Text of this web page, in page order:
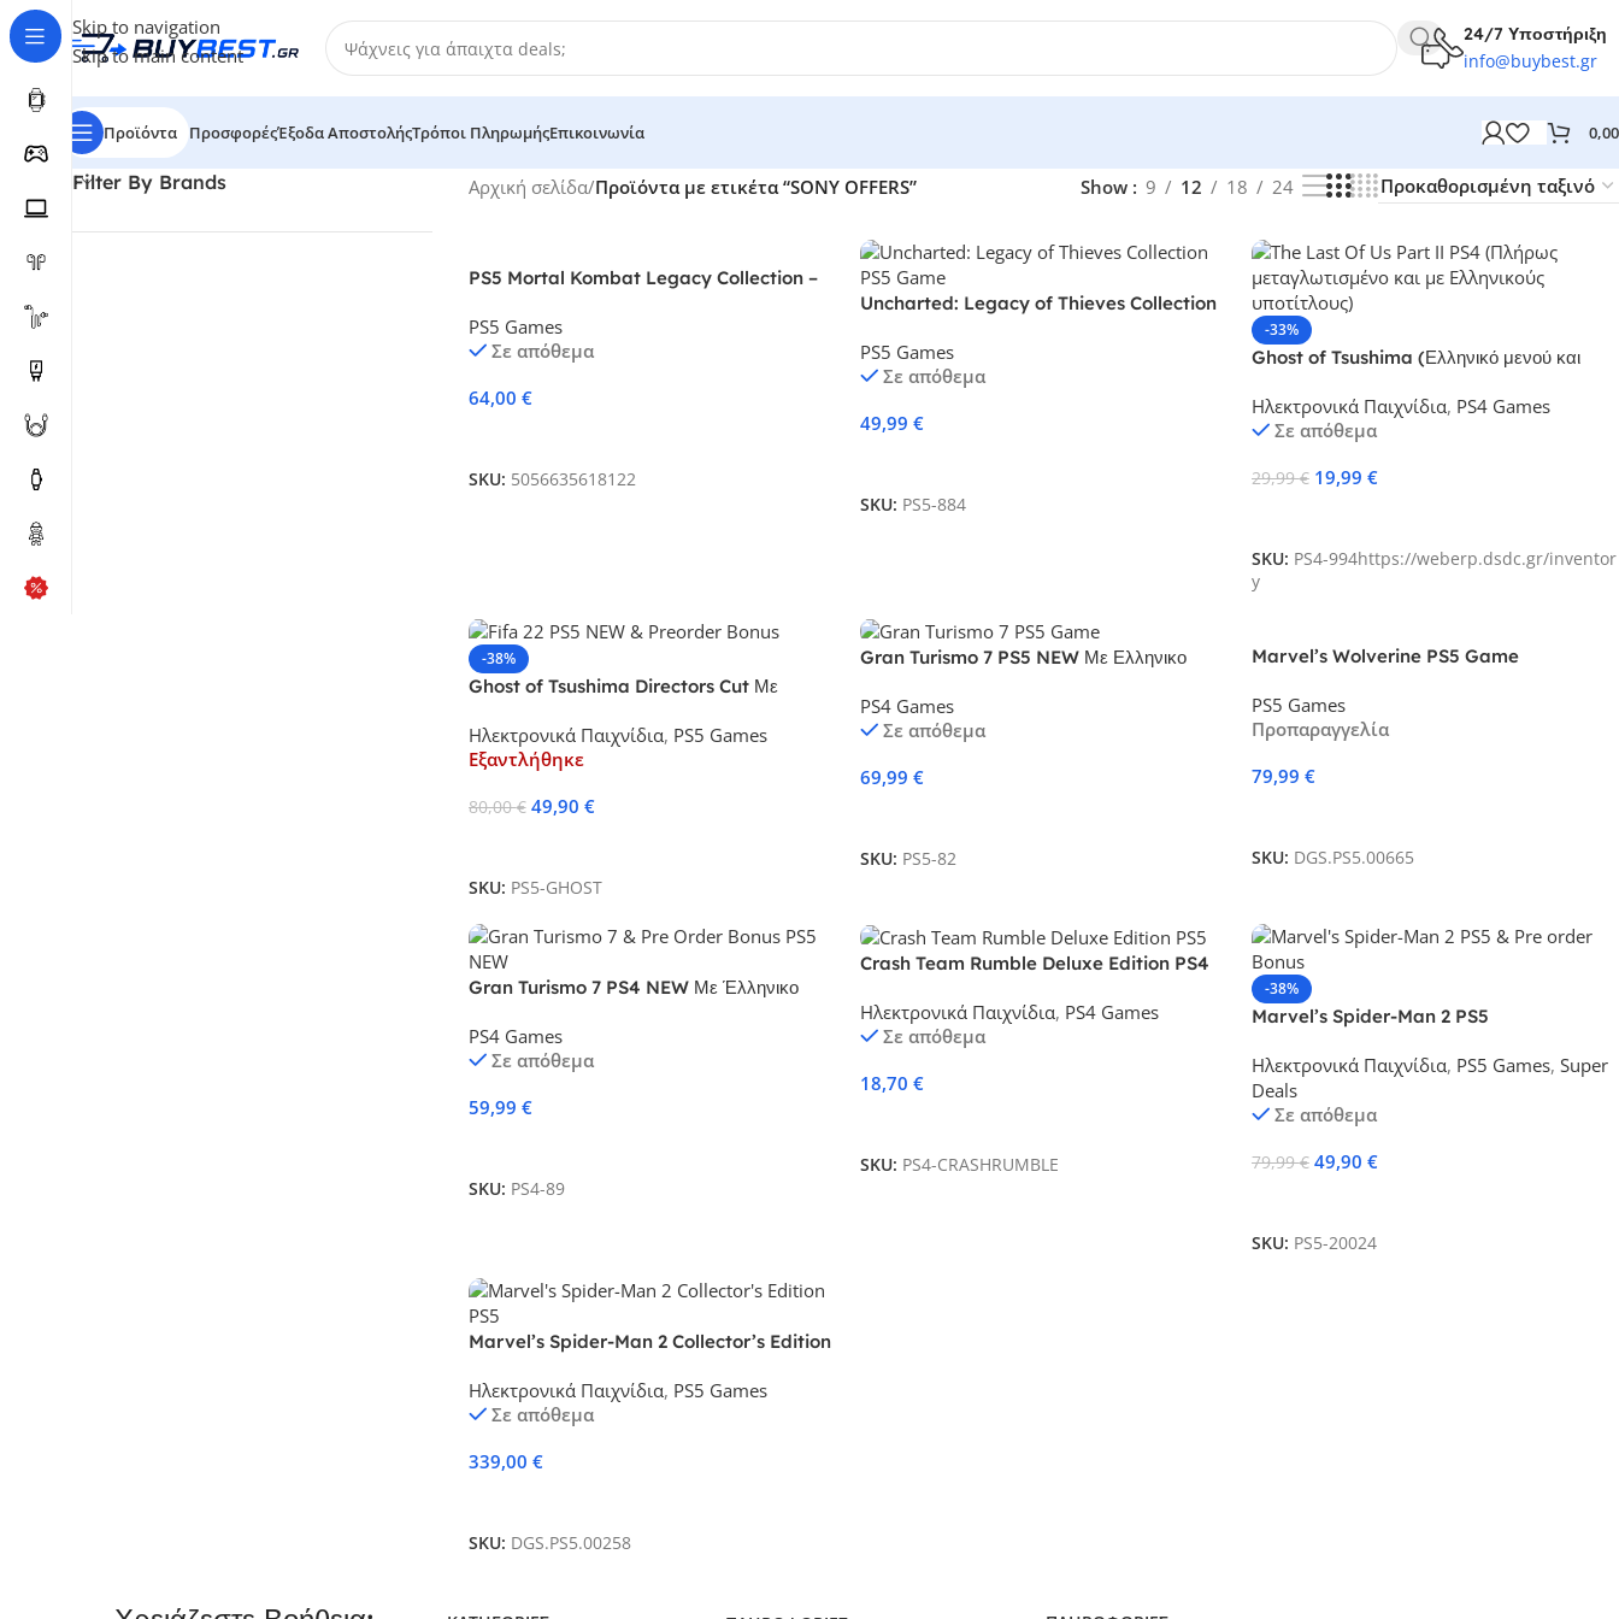
Skip to navigation
Skip to main content
24/7 Υποστήριξη
info@buybest.gr
Προϊόντα ΠροσφορέςΈξοδα ΑποστολήςΤρόποι ΠληρωμήςΕπικοινωνία
Filter By Brands Αρχική σελίδα/Προϊόντα με ετικέτα “SONY OFFERS” Show 9 12 18 24
PS5 Mortal Kombat Legacy Collection –
PS5 Games
Σε απόθεμα
64,00 €
SKU: 5056635618122
Uncharted: Legacy of Thieves Collection
PS5 Games
Σε απόθεμα
49,99 €
SKU: PS5-884
-33%
Ghost of Tsushima (Ελληνικό μενού και
Ηλεκτρονικά Παιχνίδια, PS4 Games
Σε απόθεμα
29,99€ 19,99 €
SKU: PS4-994https://weberp.dsdc.gr/inventor
y
-38%
Ghost of Tsushima Directors Cut Με
Ηλεκτρονικά Παιχνίδια, PS5 Games
Εξαντλήθηκε
80,00€ 49,90 €
SKU: PS5-GHOST
Gran Turismo 7 PS5 NEW Με Ελληνικο
PS4 Games
Σε απόθεμα
69,99 €
SKU: PS5-82
Marvel’s Wolverine PS5 Game
PS5 Games
Προπαραγγελία
79,99 €
SKU: DGS.PS5.00665
Gran Turismo 7 PS4 NEW Με Έλληνικο
PS4 Games
Σε απόθεμα
59,99 €
SKU: PS4-89
Crash Team Rumble Deluxe Edition PS4
Ηλεκτρονικά Παιχνίδια, PS4 Games
Σε απόθεμα
18,70 €
SKU: PS4-CRASHRUMBLE
-38%
Marvel’s Spider-Man 2 PS5
Ηλεκτρονικά Παιχνίδια, PS5 Games, Super
Deals
Σε απόθεμα
79,99€ 49,90 €
SKU: PS5-20024
Marvel’s Spider-Man 2 Collector’s Edition
Ηλεκτρονικά Παιχνίδια, PS5 Games
Σε απόθεμα
339,00 €
SKU: DGS.PS5.00258